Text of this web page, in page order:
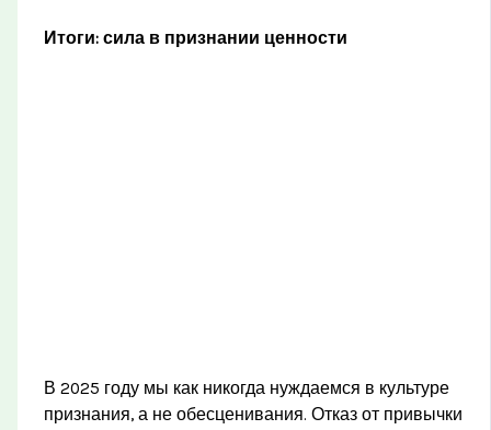
Итоги: сила в признании ценности
В 2025 году мы как никогда нуждаемся в культуре
признания, а не обесценивания. Отказ от привычки